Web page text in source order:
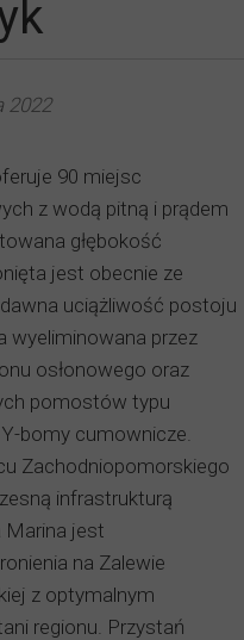
90 miejsc
z wodą pitną i prądem
głębokość
jest obecnie ze
uciążliwość postoju
wyeliminowana przez
osłonowego oraz
pomostów typu
bomy cumownicze.
Zachodniopomorskiego
infrastrukturą
Marina jest
na Zalewie
z optymalnym
regionu. Przystań
2022